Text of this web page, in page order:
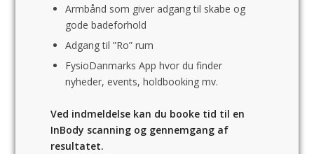
Armbånd som giver adgang til skabe og
gode badeforhold
Adgang til ”Ro” rum
FysioDanmarks App hvor du finder
nyheder, events, holdbooking mv.
Ved indmeldelse kan du booke tid til en
InBody scanning og gennemgang af
resultatet.